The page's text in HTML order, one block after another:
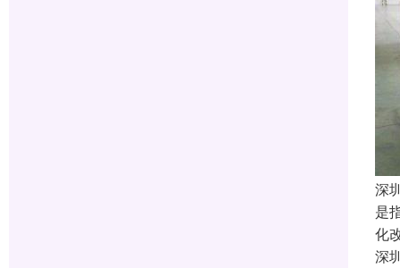
深
是
化
深